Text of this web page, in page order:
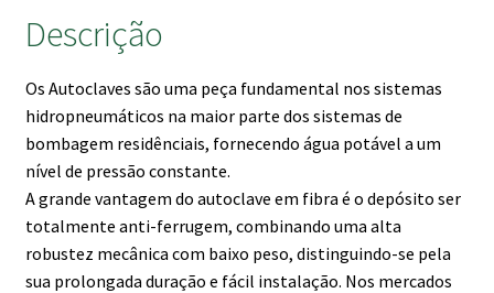
Descrição
Os Autoclaves são uma peça fundamental nos sistemas
hidropneumáticos na maior parte dos sistemas de
bombagem residênciais, fornecendo água potável a um
nível de pressão constante.
A grande vantagem do autoclave em fibra é o depósito ser
totalmente anti-ferrugem, combinando uma alta
robustez mecânica com baixo peso, distinguindo-se pela
sua prolongada duração e fácil instalação. Nos mercados